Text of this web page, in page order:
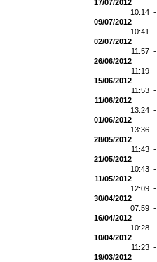
17/07/2012
10:14 -
09/07/2012
10:41 -
02/07/2012
11:57 -
26/06/2012
11:19 -
15/06/2012
11:53 -
11/06/2012
13:24 -
01/06/2012
13:36 -
28/05/2012
11:43 -
21/05/2012
10:43 -
11/05/2012
12:09 -
30/04/2012
07:59 -
16/04/2012
10:28 -
10/04/2012
11:23 -
19/03/2012